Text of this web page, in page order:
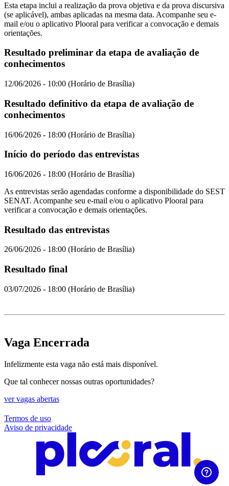
Esta etapa inclui a realização da prova objetiva e da prova discursiva
(se aplicável), ambas aplicadas na mesma data. Acompanhe seu e-
mail e/ou o aplicativo Plooral para verificar a convocação e demais
orientações.
Resultado preliminar da etapa de avaliação de
conhecimentos
12/06/2026 - 10:00 (Horário de Brasília)
Resultado definitivo da etapa de avaliação de
conhecimentos
16/06/2026 - 18:00 (Horário de Brasília)
Início do período das entrevistas
16/06/2026 - 18:00 (Horário de Brasília)
As entrevistas serão agendadas conforme a disponibilidade do SEST
SENAT. Acompanhe seu e-mail e/ou o aplicativo Plooral para
verificar a convocação e demais orientações.
Resultado das entrevistas
26/06/2026 - 18:00 (Horário de Brasília)
Resultado final
03/07/2026 - 18:00 (Horário de Brasília)
Vaga Encerrada
Infelizmente esta vaga não está mais disponível.
Que tal conhecer nossas outras oportunidades?
ver vagas abertas
Termos de uso
Aviso de privacidade